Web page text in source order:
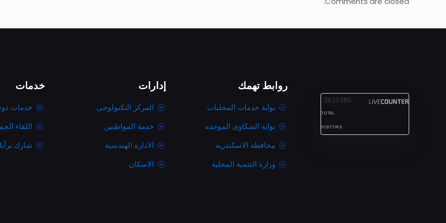
3610385
TOTAL
VISITORS
روابط تهمك
بوابة خدمات المحليات
بوابة الشكاوى الموحده
محافظة الاسكندرية
وزارة التنمية المحلية
إدارات
المركز التكنولوجى
خدمة المواطنين
الاداره الهندسية
الاسكان
خدمات
خدمات
اللقاء
شارك